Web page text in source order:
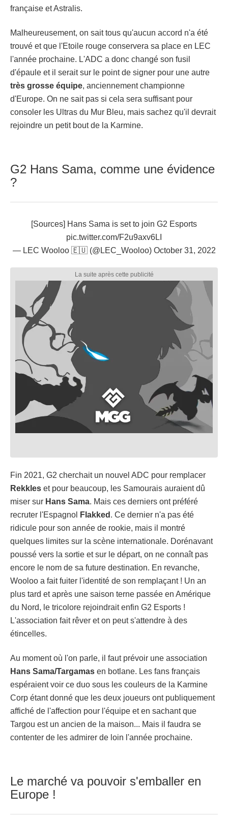
française et Astralis.
Malheureusement, on sait tous qu'aucun accord n'a été
trouvé et que l'Etoile rouge conservera sa place en LEC
l'année prochaine. L'ADC a donc changé son fusil
d'épaule et il serait sur le point de signer pour une autre
très grosse équipe, anciennement championne
d'Europe. On ne sait pas si cela sera suffisant pour
consoler les Ultras du Mur Bleu, mais sachez qu'il devrait
rejoindre un petit bout de la Karmine.
G2 Hans Sama, comme une évidence
?
[Sources] Hans Sama is set to join G2 Esports
pic.twitter.com/F2u9axv6LI
— LEC Wooloo 🇪🇺 (@LEC_Wooloo) October 31, 2022
Fin 2021, G2 cherchait un nouvel ADC pour remplacer
Rekkles et pour beaucoup, les Samourais auraient dû
miser sur Hans Sama. Mais ces derniers ont préféré
recruter l'Espagnol
Flakked . Ce dernier n'a pas été
ridicule pour son année de rookie, mais il montré
quelques limites sur la scène internationale. Dorénavant
poussé vers la sortie et sur le départ, on ne connaît pas
encore le nom de sa future destination. En revanche,
Wooloo a fait fuiter l'identité de son remplaçant ! Un an
plus tard et après une saison terne passée en Amérique
du Nord, le tricolore rejoindrait enfin G2 Esports !
L'association fait rêver et on peut s'attendre à des
étincelles.
Au moment où l'on parle, il faut prévoir une association
Hans Sama/Targamas en botlane. Les fans français
espéraient voir ce duo sous les couleurs de la Karmine
Corp étant donné que les deux joueurs ont publiquement
affiché de l'affection pour l'équipe et en sachant que
Targou est un ancien de la maison... Mais il faudra se
contenter de les admirer de loin l'année prochaine.
Le marché va pouvoir s'emballer en
Europe !